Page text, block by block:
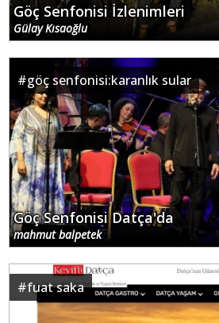
Göç Senfonisi İzlenimleri
Gülay Kısaoğlu
#göç senfonisi:karanlık sular
Göç Senfonisi Datça'da
mahmut balpetek
#fuat saka